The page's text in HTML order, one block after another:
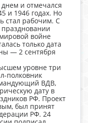
и отмечался
и 1946 годах. Но
стал рабочим. С
войне
только дата
— 2 сентября
уровне три
полковник
ВДВ,
дату в
РФ. Проект
был принят
РФ. 24